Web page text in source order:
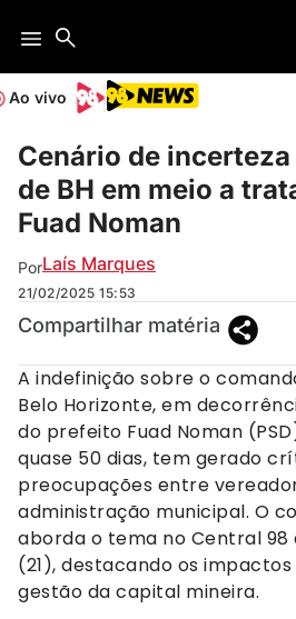
Ao vivo
Cenário de
de BH em meio a
Fuad Noman
PorLaís Marques
21/02/2025 15:53
Compartilhar matéria
A indefinição sobre o
Belo Horizonte, em
do prefeito Fuad Noman
quase 50 dias, tem gerado
preocupações entre
administração municipal. O
aborda o tema no Central
(21), destacando os
gestão da capital mineira.